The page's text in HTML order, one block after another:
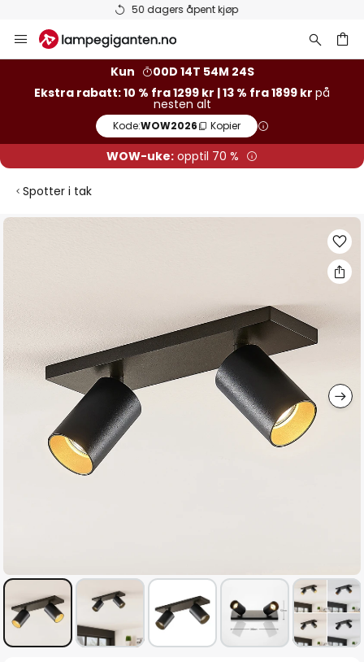
Varer på lager sendes raskt
Hopp
til
Kun
00D 14T 54M 24S
Ekstra rabatt: 10 % fra 1299 kr | 13 % fra 1899 kr på
nesten alt
Kode:WOW2026 Kopier
WOW-uke: opptil 70 %
Spotter i tak
Gå
bildegalleri